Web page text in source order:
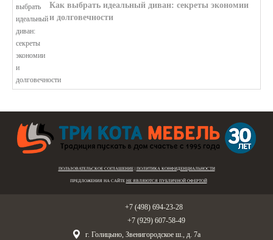
Как выбрать идеальный диван: секреты экономии
и долговечности
ПОЛЬЗОВАТЕЛЬСКОЕ СОГЛАШЕНИЕ| ПОЛИТИКА КОНФИДЕНЦИАЛЬНОСТИ
ПРЕДЛОЖЕНИЯ НА САЙТЕ НЕ ЯВЛЯЮТСЯ ПУБЛИЧНОЙ ОФЕРТОЙ
+7 (498) 694-23-28
+7 (929) 607-58-49
г. Голицыно, Звенигородское ш., д. 7а